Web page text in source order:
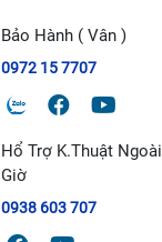
Bảo Hành ( Vân )
0972 15 7707
Hổ Trợ K.Thuật Ngoài
Giờ
0938 603 707